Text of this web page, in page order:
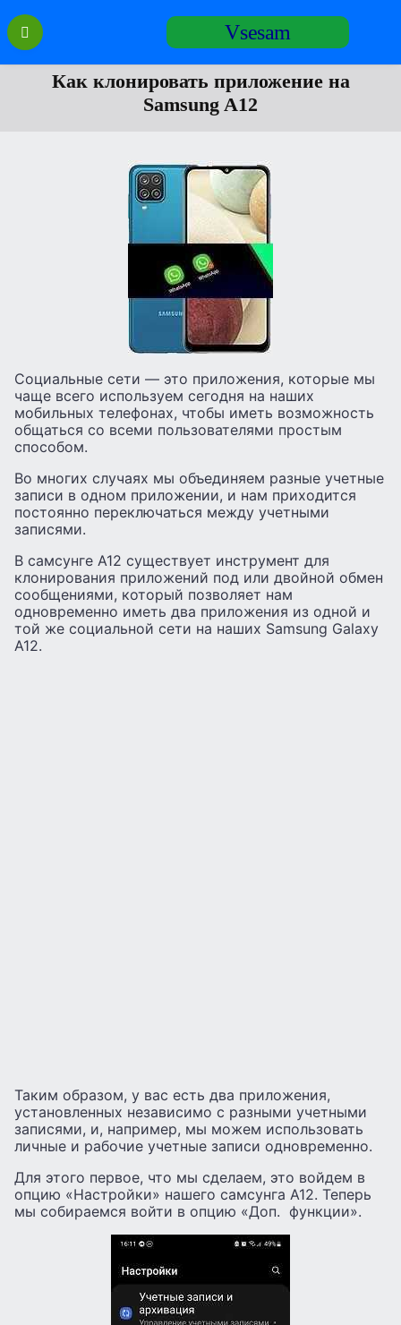
Перейти
содержанию
Vsesam
Как клонировать приложение на
Samsung A12
Социальные сети — это приложения, которые мы
чаще всего используем сегодня на наших
мобильных телефонах, чтобы иметь возможность
общаться со всеми пользователями простым
способом.
Во многих случаях мы объединяем разные учетные
записи в одном приложении, и нам приходится
постоянно переключаться между учетными
записями.
В самсунге А12 существует инструмент для
клонирования приложений под или двойной обмен
сообщениями, который позволяет нам
одновременно иметь два приложения из одной и
той же социальной сети на наших Samsung Galaxy
A12.
Таким образом, у вас есть два приложения,
установленных независимо с разными учетными
записями, и, например, мы можем использовать
личные и рабочие учетные записи одновременно.
Для этого первое, что мы сделаем, это войдем в
опцию «Настройки» нашего самсунга А12. Теперь
мы собираемся войти в опцию «Доп. функции».